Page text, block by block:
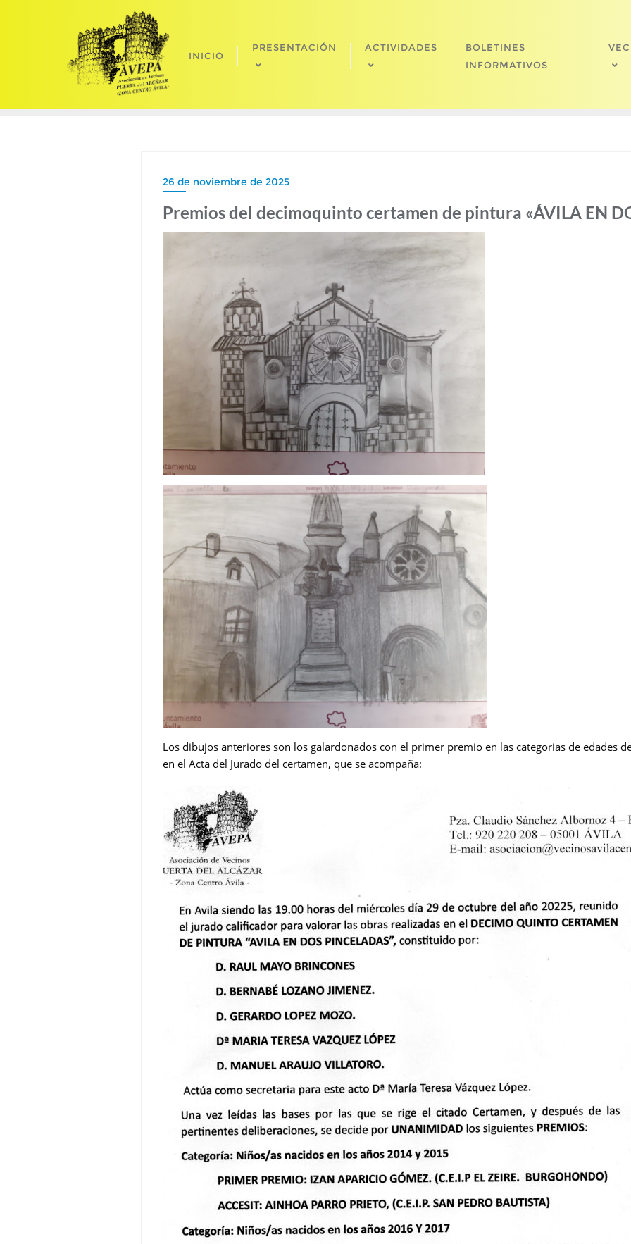
INICIO
PRESENTACIÓN ACTIVIDADES
BOLETINES
INFORMATIVOS
26 de noviembre de 2025
Premios del decimoquinto certamen de pintura «ÁVILA EN
Los dibujos anteriores son los galardonados con el primer premio en las categorias de edades
en el Acta del Jurado del certamen, que se acompaña: